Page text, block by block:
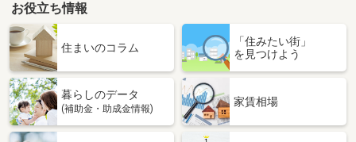
お役立ち情報
住まいのコラム
「住みたい街」
を見つけよう
暮らしのデータ
(補助金・助成金情報)
家賃相場